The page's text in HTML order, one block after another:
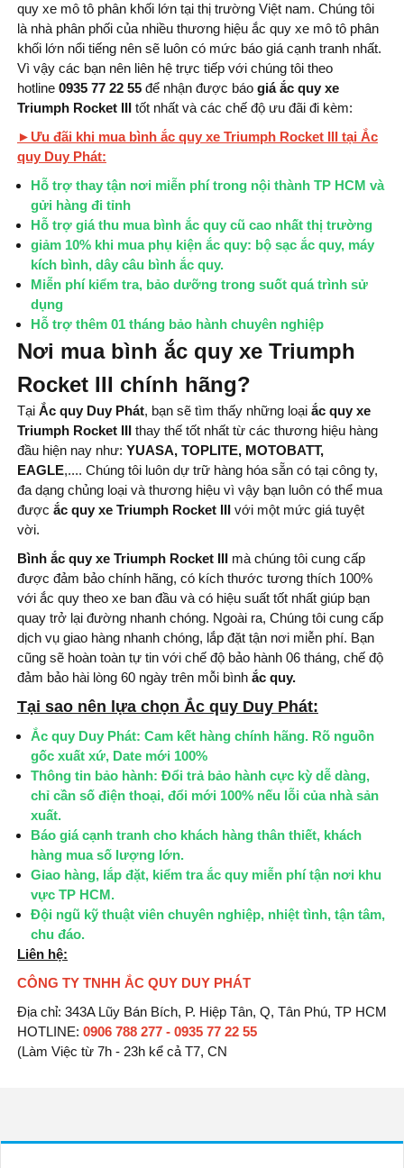
quy xe mô tô phân khối lớn tại thị trường Việt nam. Chúng tôi
là nhà phân phối của nhiều thương hiệu ắc quy xe mô tô phân
khối lớn nổi tiếng nên sẽ luôn có mức báo giá cạnh tranh nhất.
Vì vậy các bạn nên liên hệ trực tiếp với chúng tôi theo
hotline 0935 77 22 55 để nhận được báo giá ắc quy xe
Triumph Rocket III tốt nhất và các chế độ ưu đãi đi kèm:
►Ưu đãi khi mua bình ắc quy xe Triumph Rocket III tại Ắc
quy Duy Phát:
Hỗ trợ thay tận nơi miễn phí trong nội thành TP HCM và
gửi hàng đi tỉnh
Hỗ trợ giá thu mua bình ắc quy cũ cao nhất thị trường
giảm 10% khi mua phụ kiện ắc quy: bộ sạc ắc quy, máy
kích bình, dây câu bình ắc quy.
Miễn phí kiểm tra, bảo dưỡng trong suốt quá trình sử
dụng
Hỗ trợ thêm 01 tháng bảo hành chuyên nghiệp
Nơi mua bình ắc quy xe Triumph
Rocket III chính hãng?
Tại Ắc quy Duy Phát, bạn sẽ tìm thấy những loại ắc quy xe
Triumph Rocket III thay thế tốt nhất từ ​​các thương hiệu hàng
đầu hiện nay như: YUASA, TOPLITE, MOTOBATT,
EAGLE,.... Chúng tôi luôn dự trữ hàng hóa sẵn có tại công ty,
đa dạng chủng loại và thương hiệu vì vậy bạn luôn có thể mua
được ắc quy xe Triumph Rocket III với một mức giá tuyệt
vời.
Bình ắc quy xe Triumph Rocket III mà chúng tôi cung cấp
được đảm bảo chính hãng, có kích thước tương thích 100%
với ắc quy theo xe ban đầu và có hiệu suất tốt nhất giúp bạn
quay trở lại đường nhanh chóng. Ngoài ra, Chúng tôi cung cấp
dịch vụ giao hàng nhanh chóng, lắp đặt tận nơi miễn phí. Bạn
cũng sẽ hoàn toàn tự tin với chế độ bảo hành 06 tháng, chế độ
đảm bảo hài lòng 60 ngày trên mỗi bình ắc quy.
Tại sao nên lựa chọn Ắc quy Duy Phát:
Ắc quy Duy Phát: Cam kết hàng chính hãng. Rõ nguồn
gốc xuất xứ, Date mới 100%
Thông tin bảo hành: Đổi trả bảo hành cực kỳ dễ dàng,
chỉ cần số điện thoại, đổi mới 100% nếu lỗi của nhà sản
xuất.
Báo giá cạnh tranh cho khách hàng thân thiết, khách
hàng mua số lượng lớn.
Giao hàng, lắp đặt, kiểm tra ắc quy miễn phí tận nơi khu
vực TP HCM.
Đội ngũ kỹ thuật viên chuyên nghiệp, nhiệt tình, tận tâm,
chu đáo.
Liên hệ:
CÔNG TY TNHH ẮC QUY DUY PHÁT
Địa chỉ: 343A Lũy Bán Bích, P. Hiệp Tân, Q, Tân Phú, TP HCM
HOTLINE: 0906 788 277 - 0935 77 22 55
(Làm Việc từ 7h - 23h kể cả T7, CN